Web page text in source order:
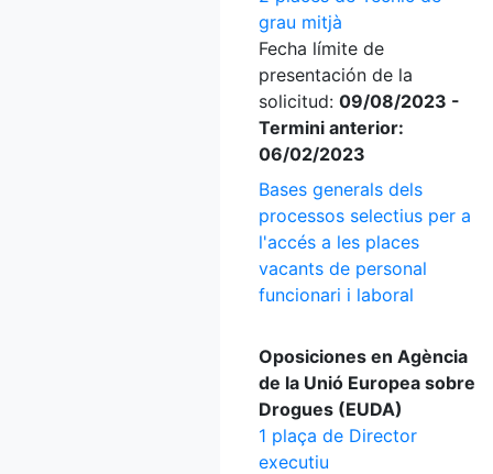
grau mitjà
Fecha límite de
presentación de la
solicitud: 09/08/2023 -
Termini anterior:
06/02/2023
Bases generals dels
processos selectius per a
l'accés a les places
vacants de personal
funcionari i laboral
Oposiciones en Agència
de la Unió Europea sobre
Drogues (EUDA)
1 plaça de Director
executiu